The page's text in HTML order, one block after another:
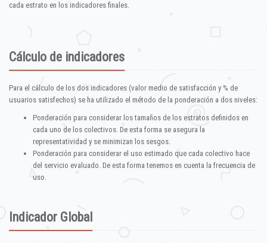
cada estrato en los indicadores finales.
Cálculo de indicadores
Para el cálculo de los dos indicadores (valor medio de satisfacción y % de
usuarios satisfechos) se ha utilizado el método de la ponderación a dos niveles:
Ponderación para considerar los tamaños de los estratos definidos en
cada uno de los colectivos. De esta forma se asegura la
representatividad y se minimizan los sesgos.
Ponderación para considerar el uso estimado que cada colectivo hace
del servicio evaluado. De esta forma tenemos en cuenta la frecuencia de
uso.
Indicador Global